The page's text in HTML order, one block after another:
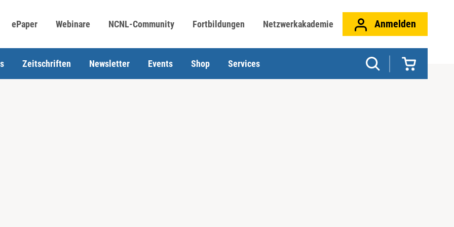
ePaper Webinare NCNL-Community Fortbildungen Netzwerkakademie Anmelden
Zeitschriften Newsletter Events Shop Services